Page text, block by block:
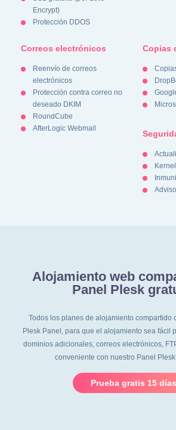
Encrypt)
Protección DDOS
Correos electrónicos
Reenvío de correos
electrónicos
Protección contra correo no
deseado DKIM
RoundCube
AfterLogic Webmail
Copias
Alojamiento web
Panel Plesk
Todos los planes de alojamiento compartido
Plesk Panel, para que el alojamiento sea fácil
dominios adicionales, correos electrónicos,
conveniente con nuestro Panel Plesk
Prueba gratis 15 días